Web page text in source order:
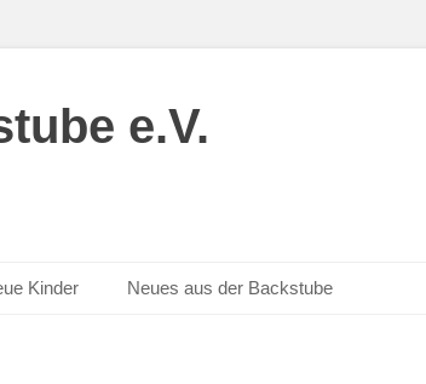
e.V.
Kinder Neues aus der Backstube